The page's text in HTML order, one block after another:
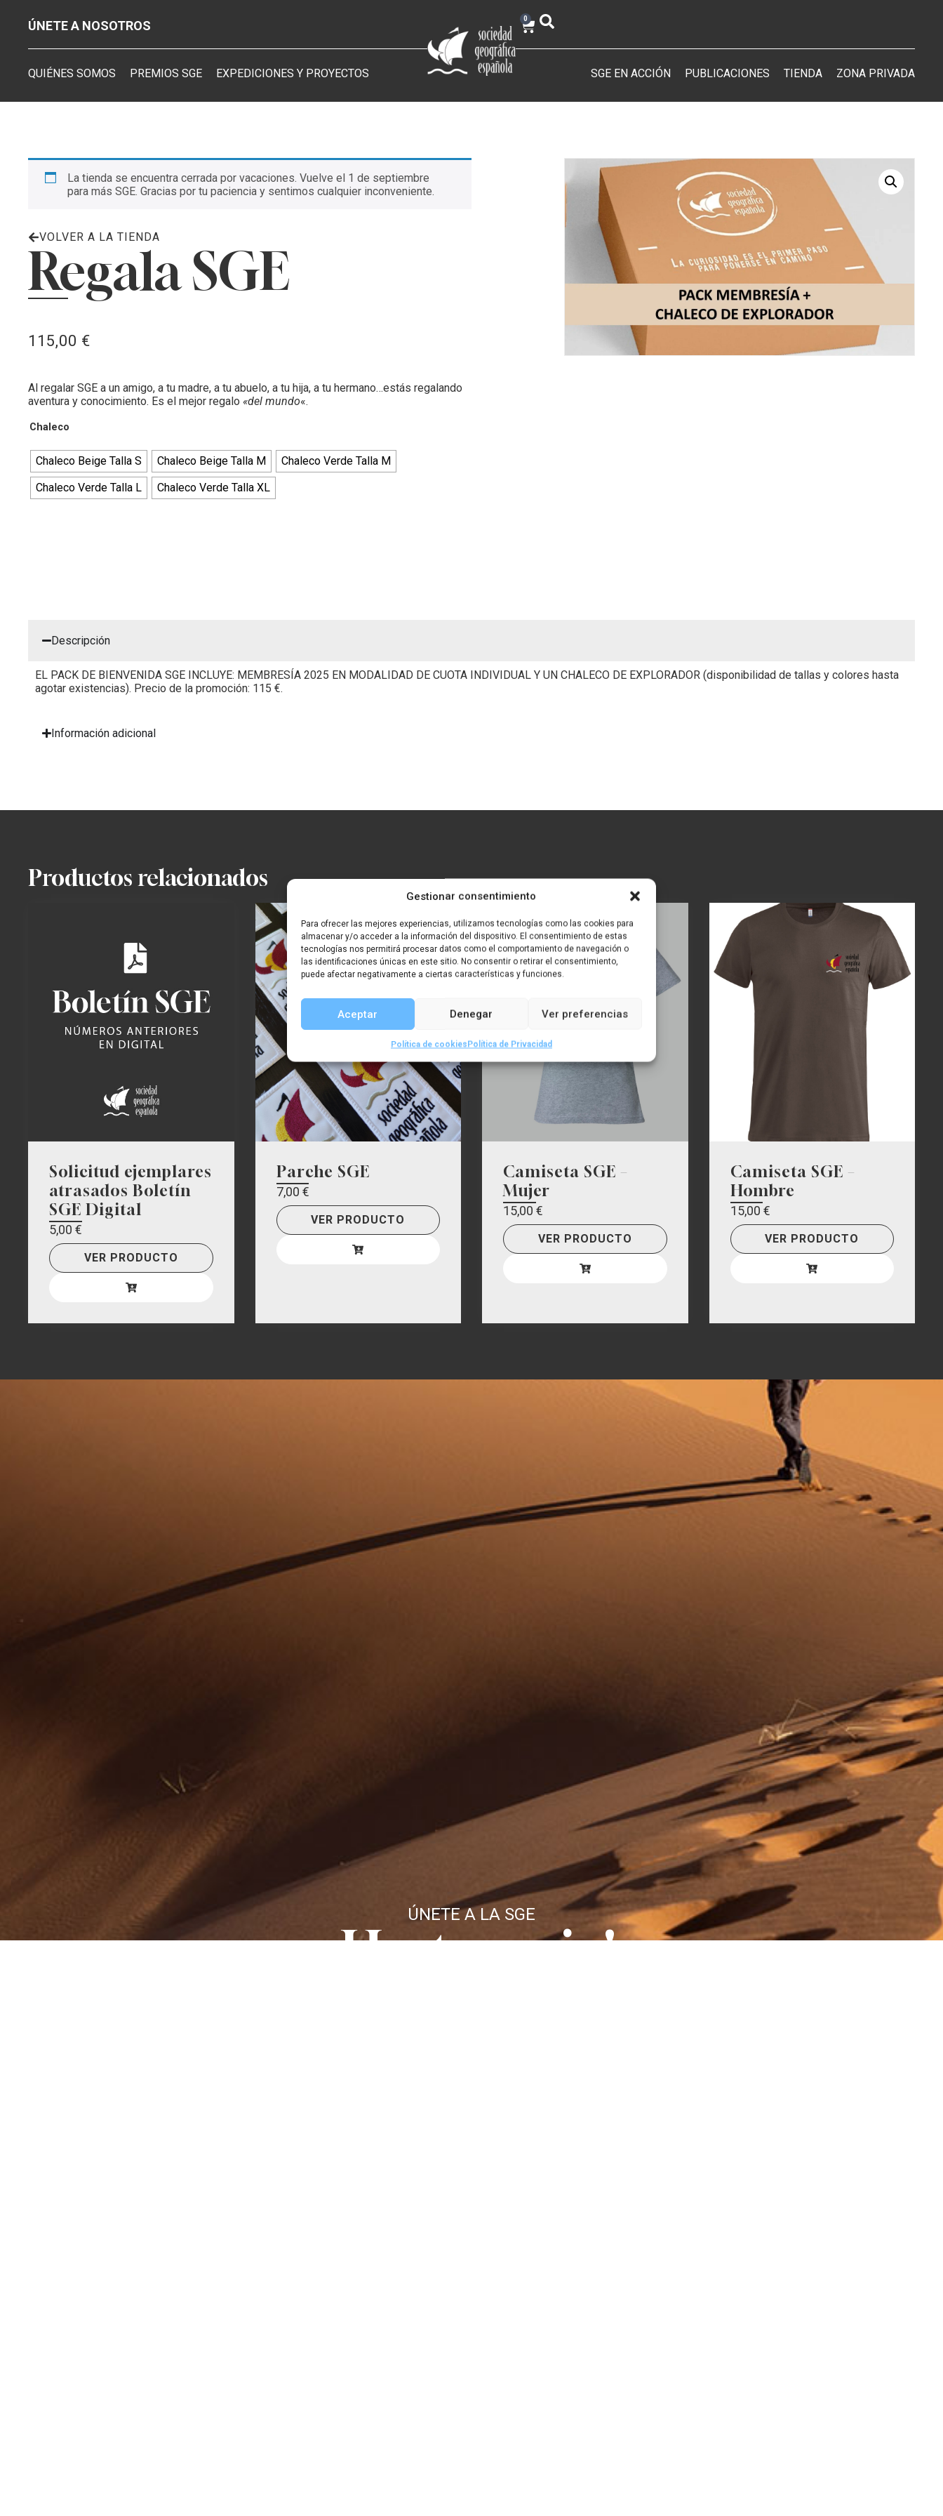
Gestionar consentimiento
Para ofrecer las mejores experiencias, utilizamos tecnologías como las cookies para
almacenar y/o acceder a la información del dispositivo. El consentimiento de estas
tecnologías nos permitirá procesar datos como el comportamiento de navegación o
las identificaciones únicas en este sitio. No consentir o retirar el consentimiento,
puede afectar negativamente a ciertas características y funciones.
Aceptar Denegar Ver preferencias
Política de cookiesPolítica de Privacidad
ÚNETE A NOSOTROS
QUIÉNES SOMOS PREMIOS SGE EXPEDICIONES Y PROYECTOS
0
SGE EN ACCIÓN PUBLICACIONES TIENDA ZONA PRIVADA
La tienda se encuentra cerrada por vacaciones. Vuelve el 1 de septiembre
para más SGE. Gracias por tu paciencia y sentimos cualquier inconveniente.
VOLVER A LA TIENDA
Regala SGE
115,00 €
Al regalar SGE a un amigo, a tu madre, a tu abuelo, a tu hija, a tu hermano…estás regalando
aventura y conocimiento. Es el mejor regalo «del mundo«.
Chaleco
Chaleco Beige Talla S Chaleco Beige Talla M
Chaleco Verde Talla M
Chaleco Verde Talla L
Chaleco Verde Talla XL
Descripción
EL PACK DE BIENVENIDA SGE INCLUYE: MEMBRESÍA 2025 EN MODALIDAD DE CUOTA INDIVIDUAL Y UN CHALECO DE EXPLORADOR (disponibilidad de tallas y colores hasta
agotar existencias). Precio de la promoción: 115 €.
Información adicional
Productos relacionados
Solicitud ejemplares
atrasados Boletín
SGE Digital
5,00 €
VER PRODUCTO
Parche SGE
7,00 €
VER PRODUCTO
Camiseta SGE –
Mujer
15,00 €
VER PRODUCTO
Camiseta SGE –
Hombre
15,00 €
VER PRODUCTO
ÚNETE A LA SGE
¡Hazte socio!